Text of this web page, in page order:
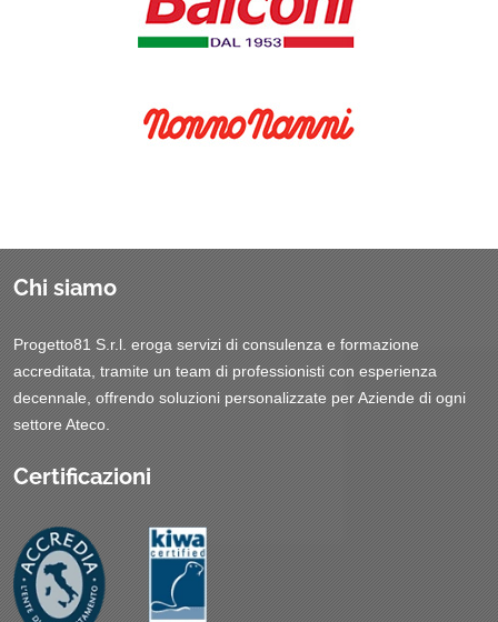
Chi siamo
Progetto81 S.r.l. eroga servizi di consulenza e formazione
accreditata, tramite un team di professionisti con esperienza
decennale, offrendo soluzioni personalizzate per Aziende di ogni
settore Ateco.
Certificazioni